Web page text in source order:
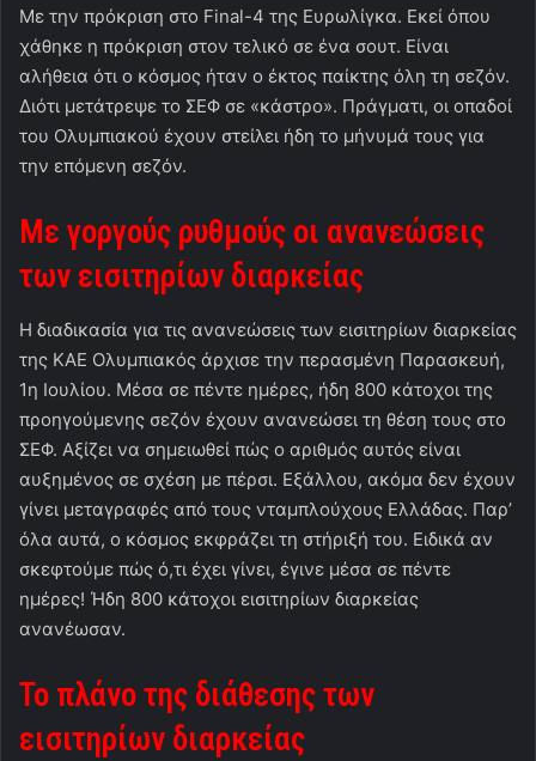
Με την πρόκριση στο Final-4 της Ευρωλίγκα. Εκεί όπου
χάθηκε η πρόκριση στον τελικό σε ένα σουτ. Είναι
αλήθεια ότι ο κόσμος ήταν ο έκτος παίκτης όλη τη σεζόν.
Διότι μετάτρεψε το ΣΕΦ σε «κάστρο». Πράγματι, οι οπαδοί
του Ολυμπιακού έχουν στείλει ήδη το μήνυμά τους για
την επόμενη σεζόν.
Με γοργούς ρυθμούς οι ανανεώσεις
των εισιτηρίων διαρκείας
Η διαδικασία για τις ανανεώσεις των εισιτηρίων διαρκείας
της ΚΑΕ Ολυμπιακός άρχισε την περασμένη Παρασκευή,
1η Ιουλίου. Μέσα σε πέντε ημέρες, ήδη 800 κάτοχοι της
προηγούμενης σεζόν έχουν ανανεώσει τη θέση τους στο
ΣΕΦ. Αξίζει να σημειωθεί πώς ο αριθμός αυτός είναι
αυξημένος σε σχέση με πέρσι. Εξάλλου, ακόμα δεν έχουν
γίνει μεταγραφές από τους νταμπλούχους Ελλάδας. Παρ’
όλα αυτά, ο κόσμος εκφράζει τη στήριξή του. Ειδικά αν
σκεφτούμε πώς ό,τι έχει γίνει, έγινε μέσα σε πέντε
ημέρες! Ήδη 800 κάτοχοι εισιτηρίων διαρκείας
ανανέωσαν.
Το πλάνο της διάθεσης των
εισιτηρίων διαρκείας